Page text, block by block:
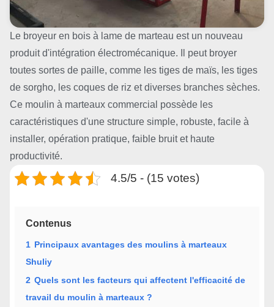
Le broyeur en bois à lame de marteau est un nouveau
produit d'intégration électromécanique. Il peut broyer
toutes sortes de paille, comme les tiges de maïs, les tiges
de sorgho, les coques de riz et diverses branches sèches.
Ce moulin à marteaux commercial possède les
caractéristiques d'une structure simple, robuste, facile à
installer, opération pratique, faible bruit et haute
productivité.
4.5/5 - (15 votes)
Contenus
1 Principaux avantages des moulins à marteaux
Shuliy
2 Quels sont les facteurs qui affectent l'efficacité de
travail du moulin à marteaux ?